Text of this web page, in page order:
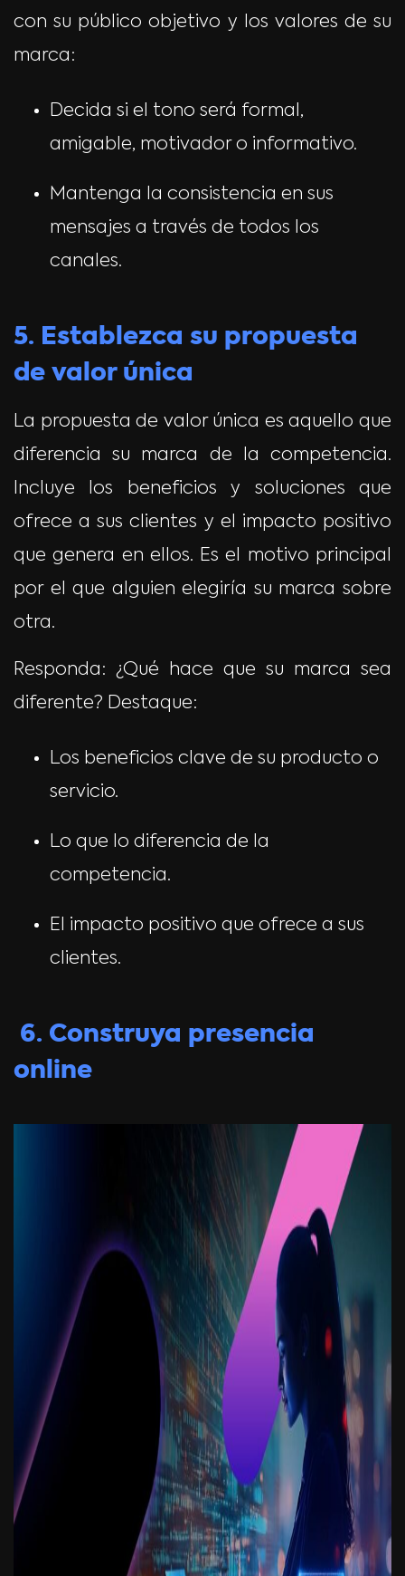
con su público objetivo y los valores de su
marca:
Decida si el tono será formal,
amigable, motivador o informativo.
Mantenga la consistencia en sus
mensajes a través de todos los
canales.
5. Establezca su propuesta
de valor única
La propuesta de valor única es aquello que
diferencia su marca de la competencia.
Incluye los beneficios y soluciones que
ofrece a sus clientes y el impacto positivo
que genera en ellos. Es el motivo principal
por el que alguien elegiría su marca sobre
otra.
Responda: ¿Qué hace que su marca sea
diferente? Destaque:
Los beneficios clave de su producto o
servicio.
Lo que lo diferencia de la
competencia.
El impacto positivo que ofrece a sus
clientes.
6. Construya presencia
online